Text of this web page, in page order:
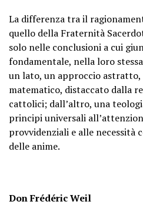
La differenza tra il
quello della Fraternità
solo nelle conclusioni a cui
fondamentale, nella loro
un lato, un approccio astratto,
matematico, distaccato dalla
cattolici; dall’altro, una
principi universali
provvidenziali e alle necessità
delle anime.
Don Frédéric Weil